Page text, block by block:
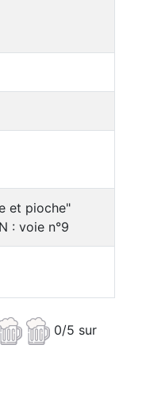
et pioche"
: voie n°9
0/5 sur